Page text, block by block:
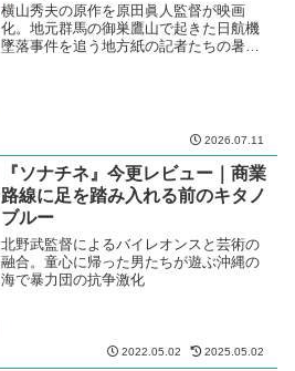
横山秀夫の原作を原田眞人監督が映画
化。地元群馬の御巣鷹山で起きた日航機
墜落事件を追う地方紙の記者たちの暑い
2026.07.11
『ソナチネ』今更レビュー｜商業
路線に足を踏み入れる前のキタノ
ブルー
北野武監督によるバイレオンスと芸術の
融合。童心に帰った男たちが遊ぶ沖縄の
海で暴力団の抗争激化
2022.05.02 2025.05.02